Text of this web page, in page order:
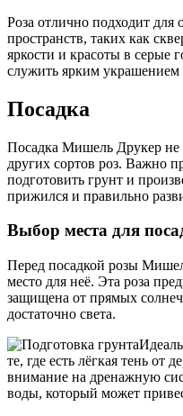
Роза отлично подходит для
пространств, таких как
яркости и красоты в серые
служить ярким
Посадка
Посадка Мишель Друкер не
других сортов роз. Важно
подготовить грунт и
прижился и правильно
Выбор места для
Перед посадкой розы
место для неё. Эта роза
защищена от прямых
достаточно света.
те, где есть лёгкая тень от
внимание на дренажную
воды, который может